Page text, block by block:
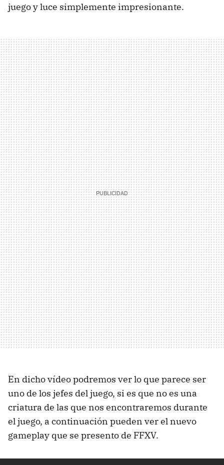
juego y luce simplemente impresionante.
En dicho vídeo podremos ver lo que parece ser
uno de los jefes del juego, si es que no es una
criatura de las que nos encontraremos durante
el juego, a continuación pueden ver el nuevo
gameplay que se presento de FFXV.